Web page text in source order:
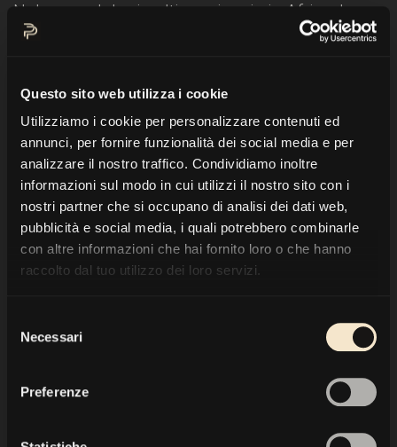
Questo sito web utilizza i cookie
Utilizziamo i cookie per personalizzare contenuti ed
annunci, per fornire funzionalità dei social media e per
analizzare il nostro traffico. Condividiamo inoltre
informazioni sul modo in cui utilizzi il nostro sito con i
nostri partner che si occupano di analisi dei dati web,
pubblicità e social media, i quali potrebbero combinarle
con altre informazioni che hai fornito loro o che hanno
raccolto dal tuo utilizzo dei loro servizi.
delNecessari
Preferenze
Nel corso del mio ultimo viaggio in Africa, I
bambini dell'orfanotrofio
toccato il mio cuore... Invece di versarmi in
testa un secchio di acqua ghiacciata
nell'ambito del "ALS Ice Bucket Challenge" ho
deciso di sostenere questo orfanotrofio e I suoi
progetti con la mia azienda
Silverback . Date
un'occhiata al loro sito web e chissà, forse ora,
nel periodo natalizio avete "in magazzino"
ancora qualche buona azione...
target="_blank">
Ciao!